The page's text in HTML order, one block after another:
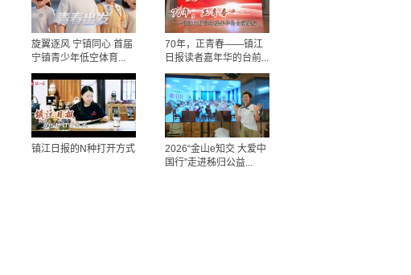
旋翼逐风 宁镇同心 首届
宁镇青少年低空体育...
70年，正青春——镇江
日报读者嘉年华的台前...
镇江日报的N种打开方式
2026“金山e知交 大爱中
国行”走进秭归公益...